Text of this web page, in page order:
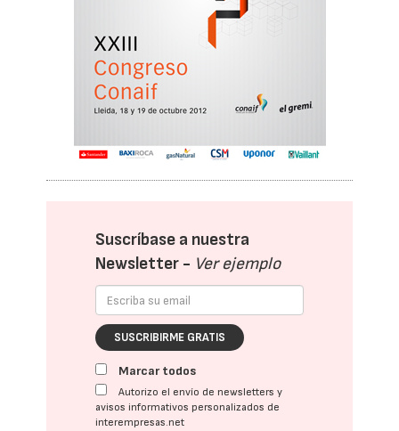
Suscríbase a nuestra
Newsletter - Ver ejemplo
SUSCRIBIRME GRATIS
Marcar todos
Autorizo el envío de newsletters y
avisos informativos personalizados de
interempresas.net